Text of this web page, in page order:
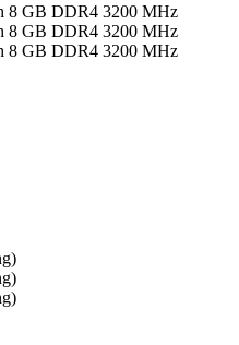
8 GB DDR4 3200 MHz
8 GB DDR4 3200 MHz
8 GB DDR4 3200 MHz